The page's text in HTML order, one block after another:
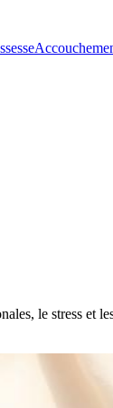
le stress et